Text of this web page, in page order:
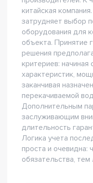
китайская
затрудняет выбор
оборудования для
объекта. Принятие
решения
критериев: начиная
характеристик,
заканчивая
перекачиваемой
Дополнительным
заслуживающим
длительность
Логика учета
проста и очевидна:
обязательства, тем